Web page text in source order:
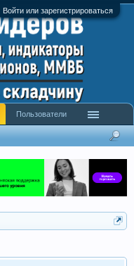
Войти или зарегистрироваться
Пользователи